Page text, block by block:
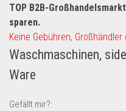
Handy und Smartphone
Kosmetik & Pflege
Lebensmittel & Getränke
Multimedia & Elektro
Münzen
TOP B2B-
sparen.
Keine Gebühren,
Waschmaschinen,
Ware
Gefällt mir?: